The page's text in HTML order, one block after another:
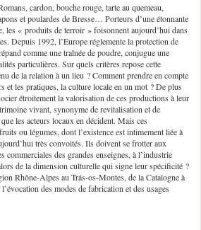
cardon, bouche rouge, tarte au quemeau,
et poulardes de Bresse… Porteurs d’une étonnante
les « produits de terroir » foisonnent aujourd’hui dans
Depuis 1992, l’Europe réglemente la protection de
comme une traînée de poudre, conjugue une
particulières. Sur quels critères repose cette
de la relation à un lieu ? Comment prendre en compte
et les pratiques, la culture locale en un mot ? De plus
étroitement la valorisation de ces productions à leur
vivant, synonyme de revitalisation et de
les acteurs locaux en décident. Mais ces
ou légumes, dont l’existence est intimement liée à
très convoités. Ils doivent se frotter aux
commerciales des grandes enseignes, à l’industrie
de la dimension culturelle qui signe leur spécificité ?
Rhône-Alpes au Trás-os-Montes, de la Catalogne à
des modes de fabrication et des usages